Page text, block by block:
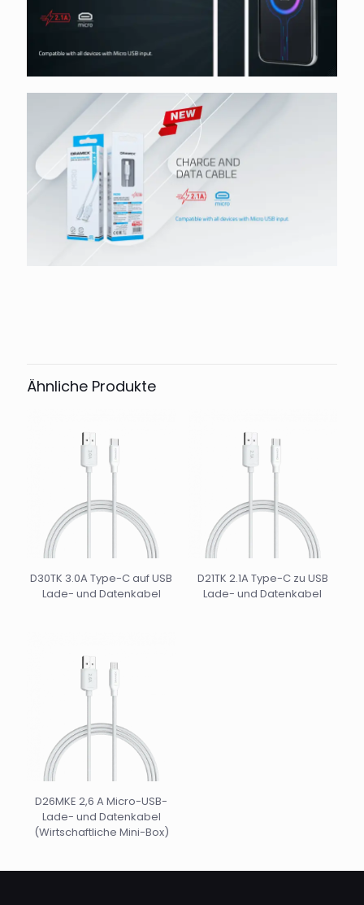
Ähnliche Produkte
D30TK 3.0A Type-C auf USB
Lade- und Datenkabel
D21TK 2.1A Type-C zu USB
Lade- und Datenkabel
D26MKE 2,6 A Micro-USB-
Lade- und Datenkabel
(Wirtschaftliche Mini-Box)